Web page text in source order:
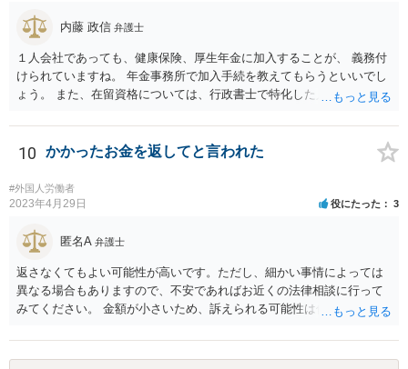
内藤 政信 弁護士
１人会社であっても、健康保険、厚生年金に加入することが、 義務付
けられていますね。 年金事務所で加入手続を教えてもらうといいでし
ょう。 また、在留資格については、行政書士で特化した人が何人も い
人は少ないですね。
10 かかったお金を返してと言われた
#外国人労働者
2023年4月29日 役にたった 3
匿名A 弁護士
返さなくてもよい可能性が高いです。ただし、細かい事情によっては
異なる場合もありますので、不安であればお近くの法律相談に行って
みてください。 金額が小さいため、訴えられる可能性は低いと思われ